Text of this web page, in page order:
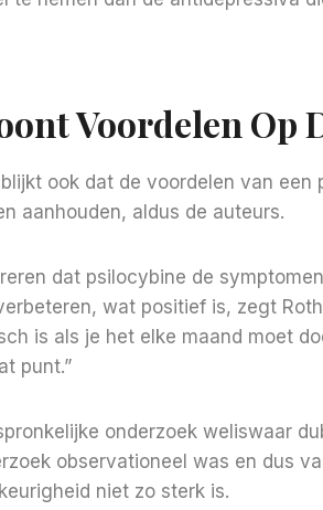
Voordelen Op
ook dat de voordelen van een
aanhouden, aldus de auteurs.
dat psilocybine de
wat positief is, zegt
is als je het elke maand moet
punt.”
onderzoek weliswaar
observationeel was en dus
niet zo sterk is.